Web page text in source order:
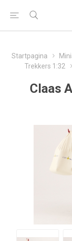
Startpagina
Trekkers 1:32
Claas